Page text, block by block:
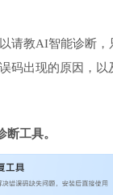
请教AI智能诊断，
码出现的原因，以
工具。